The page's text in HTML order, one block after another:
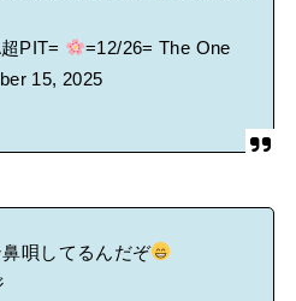
PIT=
=12/26= The One
15, 2025
唄してるんだぞ